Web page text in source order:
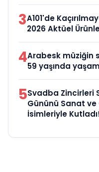
3A101'de
2026 Aktüel
4Arabesk müziğin
59 yaşında
5Svadba Zincirleri
Gününü Sanat ve
İsimleriyle